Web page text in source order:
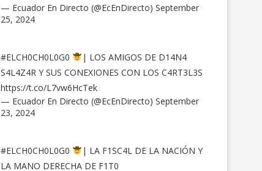
— Ecuador En Directo (@EcEnDirecto) September
25, 2024
#ELCH0CH0L0G0
| LOS AMIGOS DE D14N4
S4L4Z4R Y SUS CONEXIONES CON LOS C4RT3L3S
https://t.co/L7vw6HcTek
— Ecuador En Directo (@EcEnDirecto) September
23, 2024
#ELCH0CH0L0G0
| LA F1SC4L DE LA NACIÓN Y
LA MANO DERECHA DE F1T0